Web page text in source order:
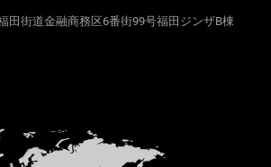
田街道金融商務区6番街99号福田ジンザB棟